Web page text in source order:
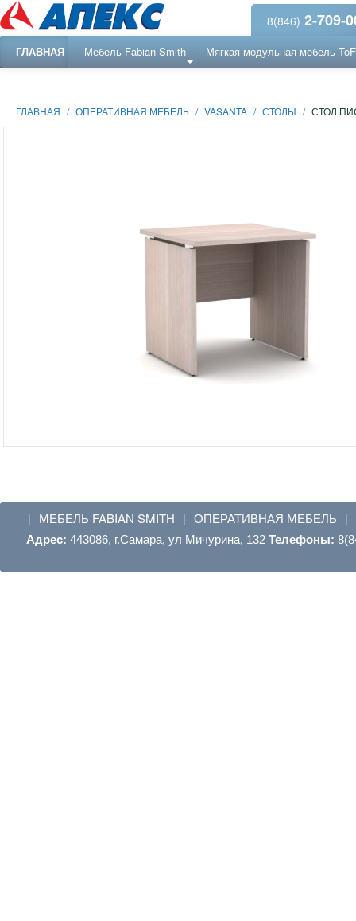
8(846) 2-709-
ГЛАВНАЯ Мебель Fabian Smith Мягкая модульная мебель
ГЛАВНАЯ / ОПЕРАТИВНАЯ МЕБЕЛЬ / VASANTA / СТОЛЫ / СТОЛ
| МЕБЕЛЬ FABIAN SMITH | ОПЕРАТИВНАЯ МЕБЕЛЬ |
Адрес: 443086, г.Самара, ул Мичурина, 132 Телефоны: